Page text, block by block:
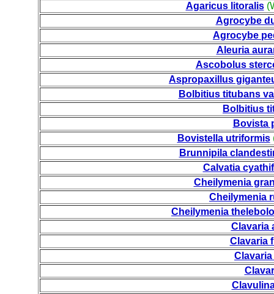
Agaricus litoralis
Agrocybe
Agrocybe
Aleuria
Ascobolus
Aspropaxillus
Bolbitius titubans
Bolbitius
Bovista
Bovistella utriformis
Brunnipila
Calvatia
Cheilymenia
Cheilymenia
Cheilymenia
Clavaria
Clavaria